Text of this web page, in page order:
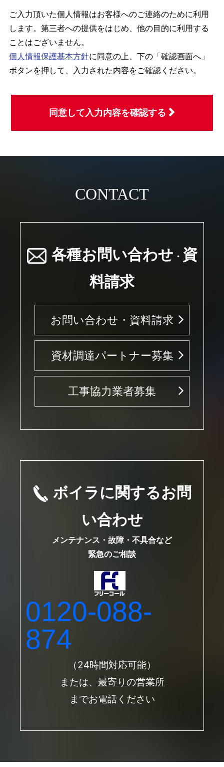
ご入力頂いた個人情報はお客様へのご連絡のために利用
します。第三者への提供をはじめ、他の目的に利用する
ことはございません。
個人情報保護基本方針に同意の上、下の「確認画面へ」
ボタンを押して、入力された内容をご確認ください。
同意して入力内容を確認する
CONTACT
各種お問い合わせ ・ 資
料請求
お問い合わせ・資料請求
資材調達パートナー募集
工事協力業者募集
ボイラに関するお問
い合わせ
メンテナンス・故障・不具合など
緊急のご相談
0120-088-
874
（24時間対応可能）
または、 最寄りの営業所
までお電話ください